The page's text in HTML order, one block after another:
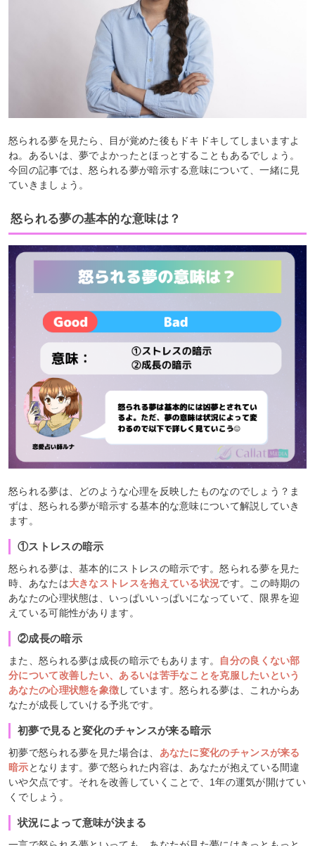
怒られる夢を見たら、目が覚めた後もドキドキしてしまいますよ
ね。あるいは、夢でよかったとほっとすることもあるでしょう。
今回の記事では、怒られる夢が暗示する意味について、一緒に見
ていきましょう。
怒られる夢の基本的な意味は？
怒られる夢は、どのような心理を反映したものなのでしょう？ま
ずは、怒られる夢が暗示する基本的な意味について解説していき
ます。
①ストレスの暗示
怒られる夢は、基本的にストレスの暗示です。怒られる夢を見た
時、あなたは大きなストレスを抱えている状況です。この時期の
あなたの心理状態は、いっぱいいっぱいになっていて、限界を迎
えている可能性があります。
②成長の暗示
また、怒られる夢は成長の暗示でもあります。
自分の良くない部
分について改善したい、あるいは苦手なことを克服したいという
あなたの心理状態を象徴しています。怒られる夢は、これからあ
なたが成長していける予兆です。
初夢で見ると変化のチャンスが来る暗示
初夢で怒られる夢を見た場合は、 あなたに変化のチャンスが来る
暗示となります。夢で怒られた内容は、あなたが抱えている間違
いや欠点です。それを改善していくことで、1年の運気が開けてい
くでしょう。
状況によって意味が決まる